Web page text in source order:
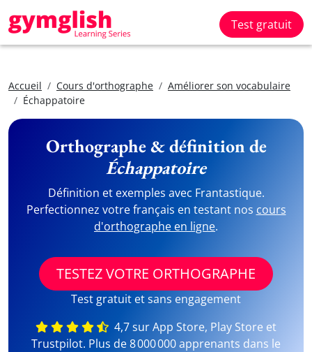
Test gratuit
Accueil Cours d'orthographe
Améliorer son vocabulaire
Échappatoire
Orthographe & définition de
Échappatoire
Définition et exemples avec Frantastique.
Perfectionnez votre français en testant nos cours
d'orthographe en ligne.
TESTEZ VOTRE ORTHOGRAPHE
Test gratuit et sans engagement
4,7 sur App Store, Play Store et
Trustpilot. Plus de 8 000 000 apprenants dans le